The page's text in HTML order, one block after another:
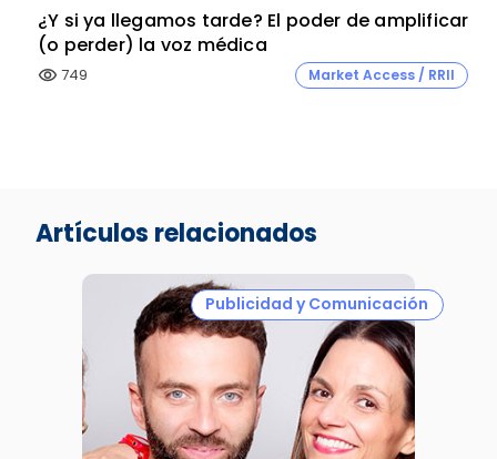
¿Y si ya llegamos tarde? El poder de amplificar
(o perder) la voz médica
visibility 749 Market Access / RRII
Artículos relacionados
Publicidad y Comunicación